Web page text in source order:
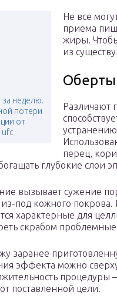
за неделю.
потери
от
ufc
Не все
приема
жиры.
из
Различают
перец,
глубокие слои
вызывает сужение
под кожного
характерные для
скрабом проблемные
заранее
эффекта можно
процедуры
поставленной цели.